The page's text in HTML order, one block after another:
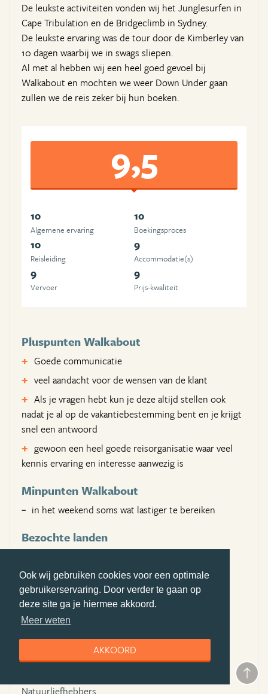
Ook wij gebruiken cookies voor een optimale
gebruikerservaring. Door verder te gaan op
deze site ga je hiermee akkoord.
Meer weten
AKKOORD
De leukste activiteiten vonden wij het Junglesurfen in
Cape Tribulation en de Bridgeclimb in Sydney.
De leukste ervaring was de tour door de Kimberley van
10 dagen waarbij we in swags sliepen.
Al met al hebben wij een heel goed gevoel bij
Walkabout en mochten we weer Down Under gaan
zullen we de reis zeker bij hun boeken.
9,5
10
Algemene ervaring
10
Boekingsproces
10
Reisleiding
9
Accommodatie(s)
9
Vervoer
9
Prijs-kwaliteit
Pluspunten Walkabout
Goede communicatie
veel aandacht voor de wensen van de klant
Als je vragen hebt kun je deze altijd stellen ook
nadat je al op de vakantiebestemming bent en je krijgt
snel een antwoord
gewoon een heel goede reisorganisatie waar veel
kennis ervaring en interesse aanwezig is
Minpunten Walkabout
in het weekend soms wat lastiger te bereiken
Bezochte landen
Aangeraden voor:
Gezinnen,
Backpackers,
Stellen,
Natuurliefhebbers